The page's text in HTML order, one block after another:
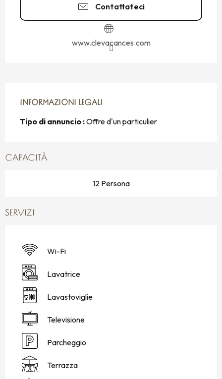
Contattateci
www.clevacances.com
INFORMAZIONI LEGALI
INFORMAZIONI LEGALI
Tipo di annuncio :Offre d'un particulier
CAPACITÀ
12 Persona
SERVIZI
Wi-Fi
Lavatrice
Lavastoviglie
Televisione
Parcheggio
Terrazza